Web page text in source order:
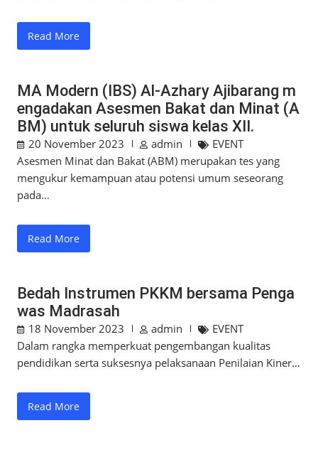
Read More
MA Modern (IBS) Al-Azhary Ajibarang m
engadakan Asesmen Bakat dan Minat (A
BM) untuk seluruh siswa kelas XII.
20 November 2023 admin
EVENT
Asesmen Minat dan Bakat (ABM) merupakan tes yang
mengukur kemampuan atau potensi umum seseorang
pada…
Read More
Bedah Instrumen PKKM bersama Penga
was Madrasah
18 November 2023 admin
EVENT
Dalam rangka memperkuat pengembangan kualitas
pendidikan serta suksesnya pelaksanaan Penilaian Kiner…
Read More